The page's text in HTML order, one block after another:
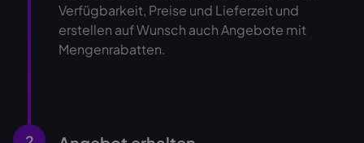
Verfügbarkeit, Preise und Lieferzeit und
erstellen auf Wunsch auch Angebote mit
Mengenrabatten.